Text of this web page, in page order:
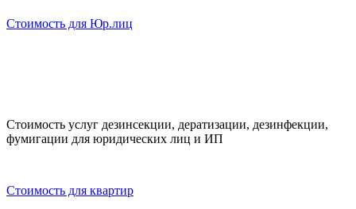
Стоимость для Юр.лиц
Стоимость услуг дезинсекции, дератизации, дезинфекции,
фумигации для юридических лиц и ИП
Стоимость для квартир